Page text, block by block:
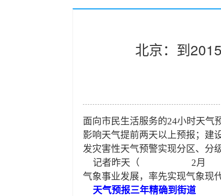
北京：到
面向市民生活服务的24小时天气
影响天气提前两天以上预报；建
发灾害性天气预警实现分区、分
记者昨天（ 2月 27日
气象事业发展，率先实现气象现
天气预报三年精确到街道